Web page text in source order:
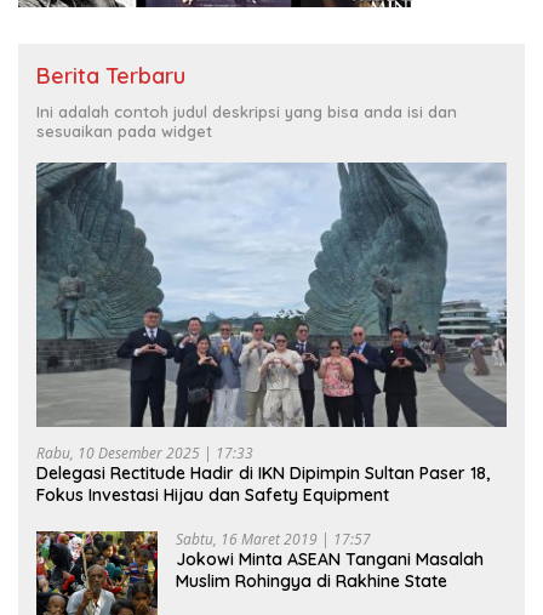
Berita Terbaru
Ini adalah contoh judul deskripsi yang bisa anda isi dan
sesuaikan pada widget
Rabu, 10 Desember 2025 | 17:33
Delegasi Rectitude Hadir di IKN Dipimpin Sultan Paser 18,
Fokus Investasi Hijau dan Safety Equipment
Sabtu, 16 Maret 2019 | 17:57
Jokowi Minta ASEAN Tangani Masalah
Muslim Rohingya di Rakhine State